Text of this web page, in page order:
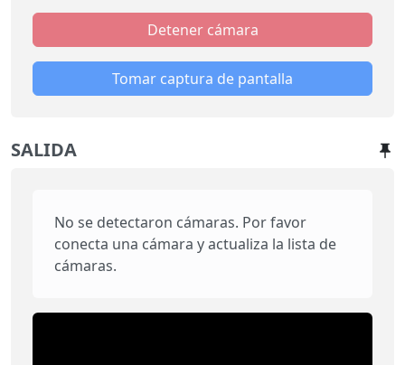
Detener cámara
Tomar captura de pantalla
SALIDA
No se detectaron cámaras. Por favor
conecta una cámara y actualiza la lista de
cámaras.